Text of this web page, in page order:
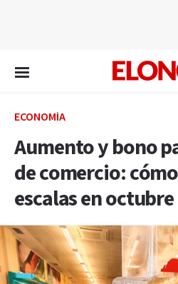
ECONOMÍA
Aumento y bono
de comercio:
escalas en